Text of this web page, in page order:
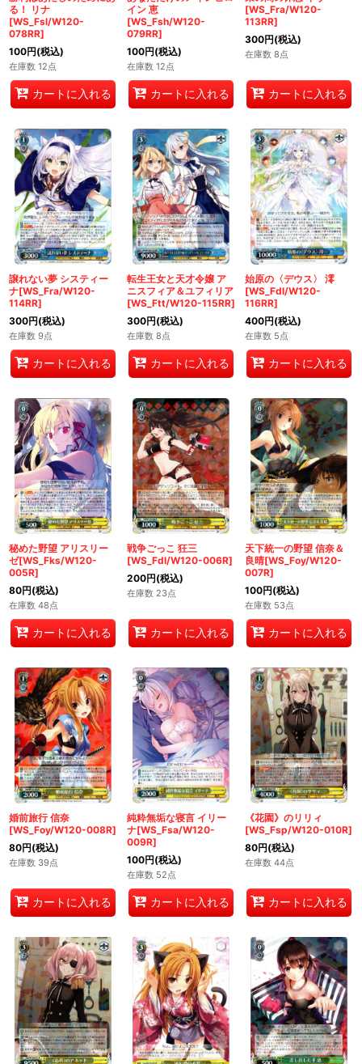
る！ リナ
[WS_Fsl/W120-
078RR]
100円(税込)
在庫数 12点
カートに入れる
イン 恵
[WS_Fsh/W120-
079RR]
100円(税込)
在庫数 12点
カートに入れる
[WS_Fra/W120-
113RR]
300円(税込)
在庫数 8点
カートに入れる
譲れない夢 システィー
ナ[WS_Fra/W120-
114RR]
300円(税込)
在庫数 9点
カートに入れる
転生王女と天才令嬢 ア
ニスフィア＆ユフィリア
[WS_Ftt/W120-115RR]
300円(税込)
在庫数 8点
カートに入れる
始原の〈デウス〉 澪
[WS_Fdl/W120-
116RR]
400円(税込)
在庫数 5点
カートに入れる
秘めた野望 アリスリー
ゼ[WS_Fks/W120-
005R]
80円(税込)
在庫数 48点
カートに入れる
戦争ごっこ 狂三
[WS_Fdl/W120-006R]
200円(税込)
在庫数 23点
カートに入れる
天下統一の野望 信奈＆
良晴[WS_Foy/W120-
007R]
100円(税込)
在庫数 53点
カートに入れる
婚前旅行 信奈
[WS_Foy/W120-008R]
80円(税込)
在庫数 39点
カートに入れる
純粋無垢な寝言 イリー
ナ[WS_Fsa/W120-
009R]
100円(税込)
在庫数 52点
カートに入れる
《花園》のリリィ
[WS_Fsp/W120-010R]
80円(税込)
在庫数 44点
カートに入れる